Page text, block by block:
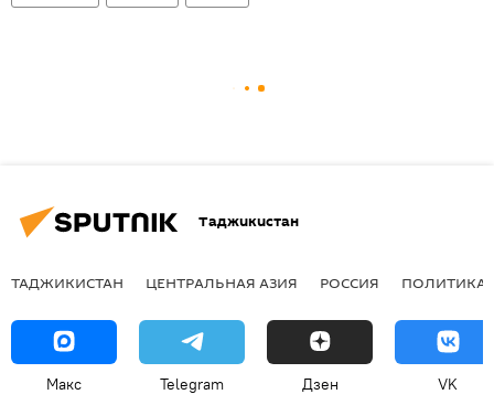
Таджикистан
ТАДЖИКИСТАН ЦЕНТРАЛЬНАЯ АЗИЯ РОССИЯ ПОЛИТИКА
Макс Telegram Дзен VK